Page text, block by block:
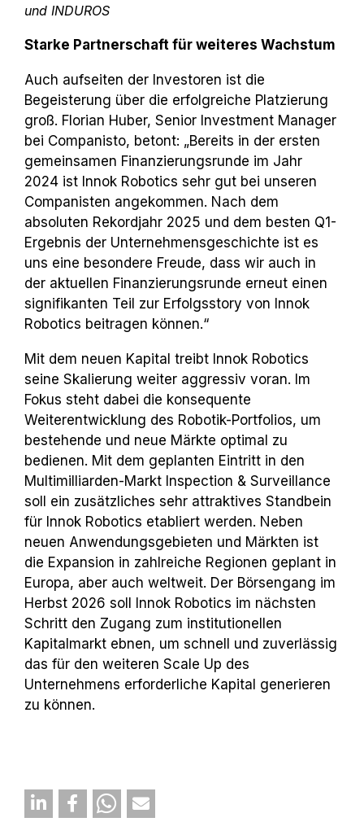
und INDUROS
Starke Partnerschaft für weiteres Wachstum
Auch aufseiten der Investoren ist die
Begeisterung über die erfolgreiche Platzierung
groß. Florian Huber, Senior Investment Manager
bei Companisto, betont: „Bereits in der ersten
gemeinsamen Finanzierungsrunde im Jahr
2024 ist Innok Robotics sehr gut bei unseren
Companisten angekommen. Nach dem
absoluten Rekordjahr 2025 und dem besten Q1-
Ergebnis der Unternehmensgeschichte ist es
uns eine besondere Freude, dass wir auch in
der aktuellen Finanzierungsrunde erneut einen
signifikanten Teil zur Erfolgsstory von Innok
Robotics beitragen können.“
Mit dem neuen Kapital treibt Innok Robotics
seine Skalierung weiter aggressiv voran. Im
Fokus steht dabei die konsequente
Weiterentwicklung des Robotik-Portfolios, um
bestehende und neue Märkte optimal zu
bedienen. Mit dem geplanten Eintritt in den
Multimilliarden-Markt Inspection & Surveillance
soll ein zusätzliches sehr attraktives Standbein
für Innok Robotics etabliert werden. Neben
neuen Anwendungsgebieten und Märkten ist
die Expansion in zahlreiche Regionen geplant in
Europa, aber auch weltweit. Der Börsengang im
Herbst 2026 soll Innok Robotics im nächsten
Schritt den Zugang zum institutionellen
Kapitalmarkt ebnen, um schnell und zuverlässig
das für den weiteren Scale Up des
Unternehmens erforderliche Kapital generieren
zu können.